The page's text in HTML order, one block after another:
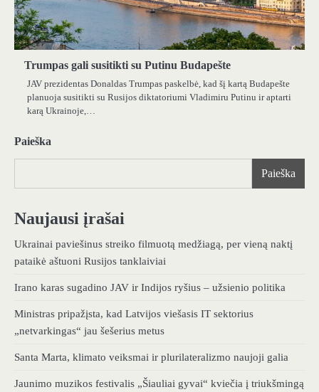
Trumpas gali susitikti su Putinu Budapešte
JAV prezidentas Donaldas Trumpas paskelbė, kad šį kartą Budapešte
planuoja susitikti su Rusijos diktatoriumi Vladimiru Putinu ir aptarti
karą Ukrainoje,…
Paieška
Paieška
Naujausi įrašai
Ukrainai paviešinus streiko filmuotą medžiagą, per vieną naktį
pataikė aštuoni Rusijos tanklaiviai
Irano karas sugadino JAV ir Indijos ryšius – užsienio politika
Ministras pripažįsta, kad Latvijos viešasis IT sektorius
„netvarkingas“ jau šešerius metus
Santa Marta, klimato veiksmai ir plurilateralizmo naujoji galia
Jaunimo muzikos festivalis „Šiauliai gyvai“ kviečia į triukšmingą